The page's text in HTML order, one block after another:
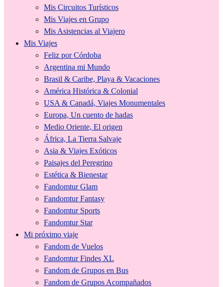
Mis Circuitos Turísticos
Mis Viajes en Grupo
Mis Asistencias al Viajero
Mis Viajes
Feliz por Córdoba
Argentina mi Mundo
Brasil & Caribe, Playa & Vacaciones
América Histórica & Colonial
USA & Canadá, Viajes Monumentales
Europa, Un cuento de hadas
Medio Oriente, El origen
África, La Tierra Salvaje
Asia & Viajes Exóticos
Paisajes del Peregrino
Estética & Bienestar
Fandomtur Glam
Fandomtur Fantasy
Fandomtur Sports
Fandomtur Star
Mi próximo viaje
Fandom de Vuelos
Fandomtur Findes XL
Fandom de Grupos en Bus
Fandom de Grupos Acompañados